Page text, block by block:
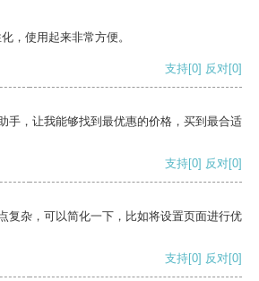
，使用起来非常方便。
支持[0] 反对[0]
手，让我能够找到最优惠的价格，买到最合适
支持[0] 反对[0]
复杂，可以简化一下，比如将设置页面进行优
支持[0] 反对[0]